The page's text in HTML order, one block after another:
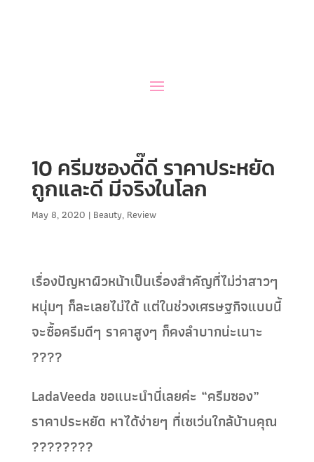
10 ครีมซองดี๊ดี ราคาประหยัด
ถูกและดี มีจริงในโลก
May 8, 2020 | Beauty, Review
เรื่องปัญหาผิวหน้าเป็นเรื่องสำคัญที่ไม่ว่าสาวๆ
หนุ่มๆ ก็ละเลยไม่ได้ แต่ในช่วงเศรษฐกิจแบบนี้
จะซื้อครีมดีๆ ราคาสูงๆ ก็คงลำบากน่ะเนาะ
????
LadaVeeda ขอแนะนำนี่เลยค่ะ “ครีมซอง”
ราคาประหยัด หาได้ง่ายๆ ที่เซเว่นใกล้บ้านคุณ
????????